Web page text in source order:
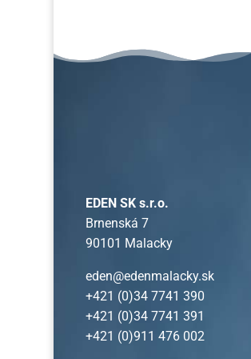
EDEN SK s.r.o.
Brnenská 7
90101 Malacky
eden@edenmalacky.sk
+421 (0)34 7741 390
+421 (0)34 7741 391
+421 (0)911 476 002